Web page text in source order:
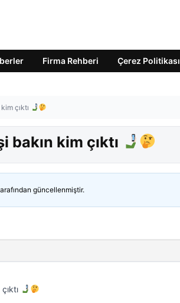
Firma Rehberi Çerez Politikası
çıktı
kim çıktı
güncellenmiştir.